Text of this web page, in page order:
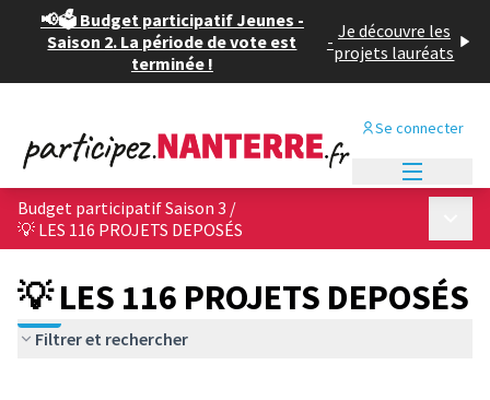
📢🗳️ Budget participatif Jeunes -
Saison 2. La période de vote est
terminée !
- Je découvre les
projets lauréats
Se connecter
Budget participatif Saison 3 /
💡 LES 116 PROJETS DEPOSÉS
💡 LES 116 PROJETS DEPOSÉS
Filtrer et rechercher